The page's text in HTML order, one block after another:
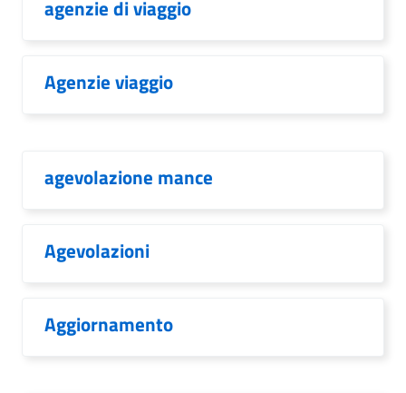
agenzie di viaggio
Agenzie viaggio
agevolazione mance
Agevolazioni
Aggiornamento